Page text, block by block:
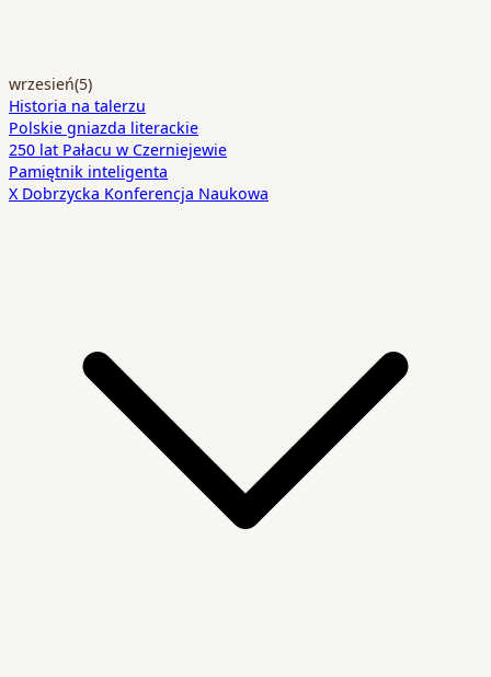
wrzesień(5)
Historia na talerzu
Polskie gniazda literackie
250 lat Pałacu w Czerniejewie
Pamiętnik inteligenta
X Dobrzycka Konferencja Naukowa